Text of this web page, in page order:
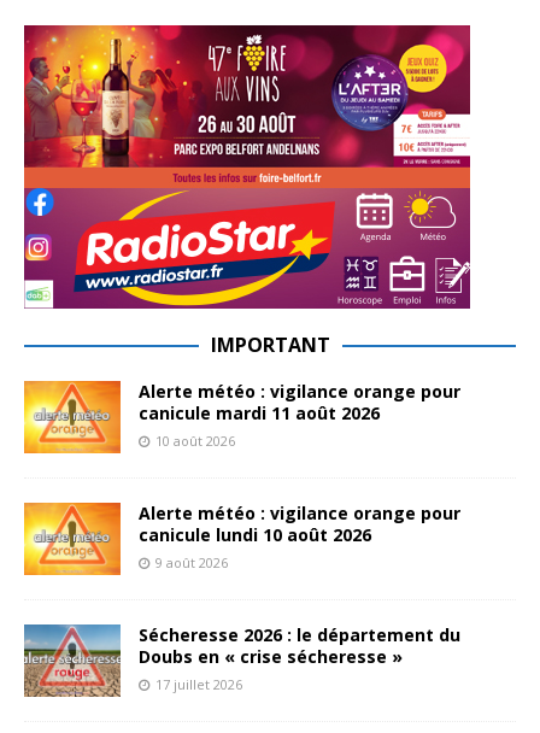
IMPORTANT
Alerte météo : vigilance orange pour
canicule mardi 11 août 2026
10 août 2026
Alerte météo : vigilance orange pour
canicule lundi 10 août 2026
9 août 2026
Sécheresse 2026 : le département du
Doubs en « crise sécheresse »
17 juillet 2026